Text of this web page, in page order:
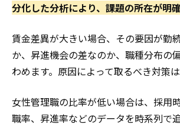
分化した分析により、課題の所在が明確
賃金差異が大きい場合、その要因が勤
か、昇進機会の差なのか、職種分布の
わめます。原因によって取るべき対策は
女性管理職の比率が低い場合は、採用
職率、昇進率などのデータを時系列で